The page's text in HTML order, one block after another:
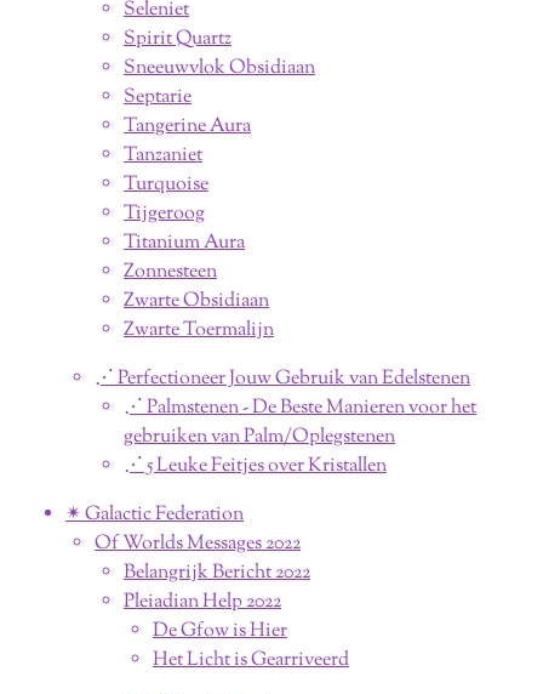
Seleniet
Spirit Quartz
Sneeuwvlok Obsidiaan
Septarie
Tangerine Aura
Tanzaniet
Turquoise
Tijgeroog
Titanium Aura
Zonnesteen
Zwarte Obsidiaan
Zwarte Toermalijn
⋰ Perfectioneer Jouw Gebruik van Edelstenen
⋰ Palmstenen - De Beste Manieren voor het
gebruiken van Palm/Oplegstenen
⋰ 5 Leuke Feitjes over Kristallen
✴︎ Galactic Federation
Of Worlds Messages 2022
Belangrijk Bericht 2022
Pleiadian Help 2022
De Gfow is Hier
Het Licht is Gearriveerd